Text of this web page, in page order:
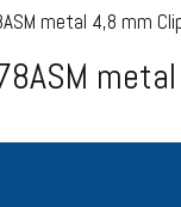
metal 4,8 mm